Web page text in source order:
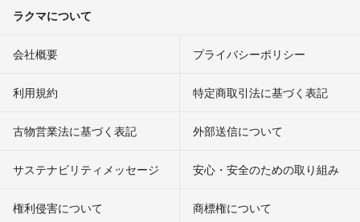
ラクマについて
会社概要 プライバシーポリシー
利用規約 特定商取引法に基づく表記
古物営業法に基づく表記 外部送信について
サステナビリティメッセージ 安心・安全のための取り組み
権利侵害について
商標権について